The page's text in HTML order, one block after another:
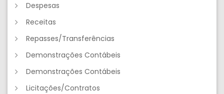
Despesas
Receitas
Repasses/Transferências
Demonstrações Contábeis
Demonstrações Contábeis
Licitações/Contratos